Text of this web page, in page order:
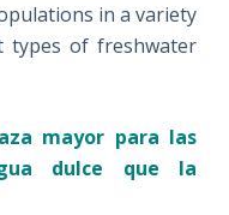
in a variety
types of freshwater
mayor para las
dulce que la